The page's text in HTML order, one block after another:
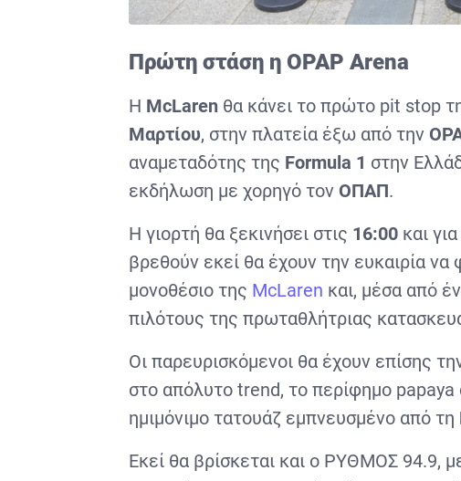
Πρώτη στάση η OPAP Arena
H McLaren θα κάνει το πρώτο pit stop
Μαρτίου, στην πλατεία έξω από την
αναμεταδότης της Formula 1 στην
εκδήλωση με χορηγό τον ΟΠΑΠ.
Η γιορτή θα ξεκινήσει στις 16:00 και
βρεθούν εκεί θα έχουν την ευκαιρία
μονοθέσιο της McLaren και, μέσα από
πιλότους της πρωταθλήτριας
Οι παρευρισκόμενοι θα έχουν επίσης
στο απόλυτο trend, το περίφημο papaya
ημιμόνιμο τατουάζ εμπνευσμένο από τη
Εκεί θα βρίσκεται και ο ΡΥΘΜΟΣ 94.9,